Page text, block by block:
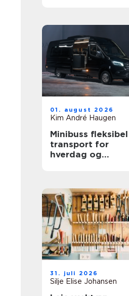
01. august 2026
Kim André Haugen
Minibuss fleksibel
transport for
hverdag og
31. juli 2026
Silje Elise Johansen